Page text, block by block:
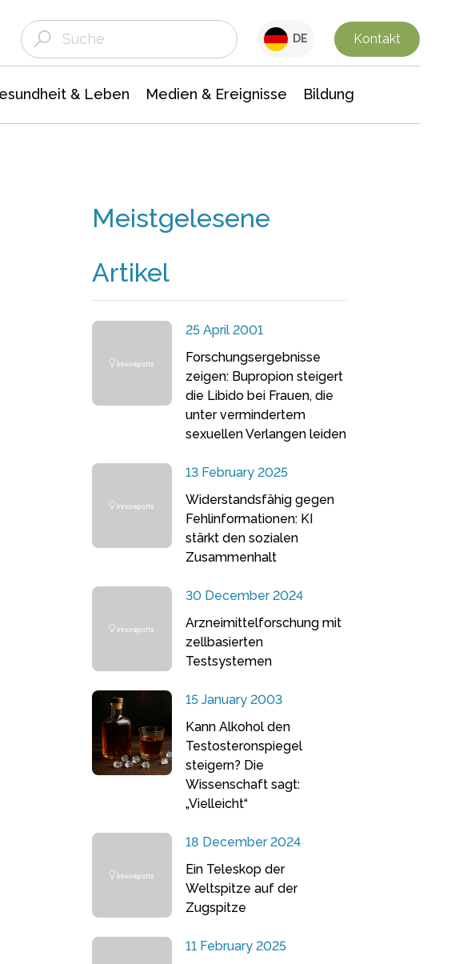
DE Kontakt
& Leben Medien & Ereignisse Bildung
Meistgelesene
Artikel
25 April 2001
Forschungsergebnisse
zeigen: Bupropion steigert
die Libido bei Frauen, die
unter vermindertem
sexuellen Verlangen leiden
13 February 2025
Widerstandsfähig gegen
Fehlinformationen: KI
stärkt den sozialen
Zusammenhalt
30 December 2024
Arzneimittelforschung mit
zellbasierten
Testsystemen
15 January 2003
Kann Alkohol den
Testosteronspiegel
steigern? Die
Wissenschaft sagt:
„Vielleicht“
18 December 2024
Ein Teleskop der
Weltspitze auf der
Zugspitze
11 February 2025